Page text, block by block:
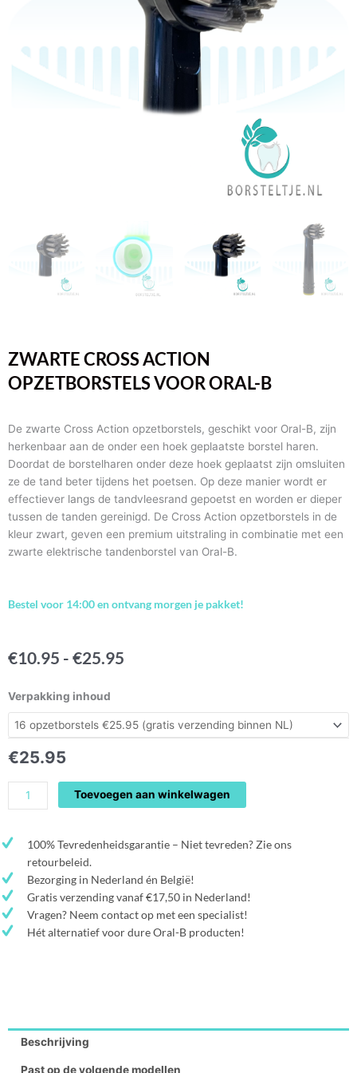
ZWARTE CROSS ACTION
OPZETBORSTELS VOOR ORAL-B
De zwarte Cross Action opzetborstels, geschikt voor Oral-B, zijn
herkenbaar aan de onder een hoek geplaatste borstel haren.
Doordat de borstelharen onder deze hoek geplaatst zijn omsluiten
ze de tand beter tijdens het poetsen. Op deze manier wordt er
effectiever langs de tandvleesrand gepoetst en worden er dieper
tussen de tanden gereinigd. De Cross Action opzetborstels in de
kleur zwart, geven een premium uitstraling in combinatie met een
zwarte elektrische tandenborstel van Oral-B.
Bestel voor 14:00 en ontvang morgen je pakket!
€10.95 - €25.95
€25.95
Verpakking inhoud
€25.95
Zwarte
Cross
Action
voor
Oral-
Toevoegen aan winkelwagen
100% Tevredenheidsgarantie – Niet tevreden? Zie ons
retourbeleid.
Bezorging in Nederland én België!
Gratis verzending vanaf €17,50 in Nederland!
Vragen? Neem contact op met een specialist!
Hét alternatief voor dure Oral-B producten!
Beschrijving
Past op de volgende modellen